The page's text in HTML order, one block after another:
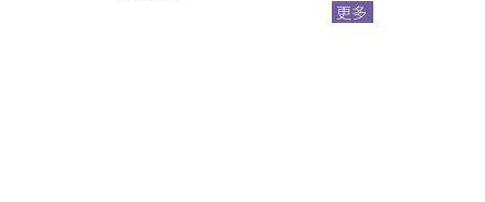
更多